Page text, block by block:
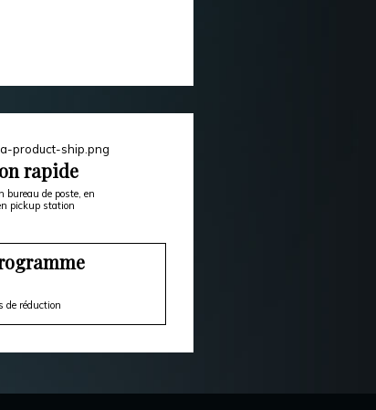
rapide
bureau de poste, en
pickup station
de réduction